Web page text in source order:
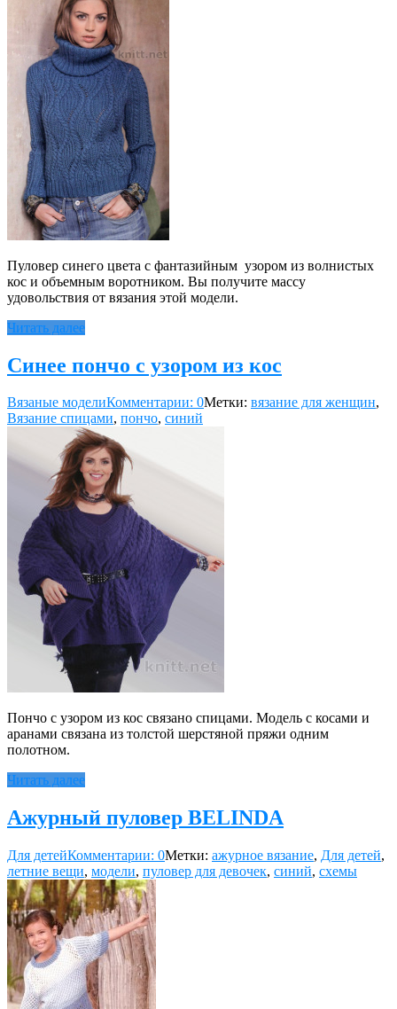
Пуловер синего цвета с фантазийным узором из волнистых
кос и объемным воротником. Вы получите массу
удовольствия от вязания этой модели.
Читать далее
Синее пончо с узором из кос
Вязаные моделиКомментарии: 0Метки: вязание для женщин,
Вязание спицами, пончо, синий
Пончо с узором из кос связано спицами. Модель с косами и
аранами связана из толстой шерстяной пряжи одним
полотном.
Читать далее
Ажурный пуловер BELINDA
Для детейКомментарии: 0Метки: ажурное вязание, Для детей,
летние вещи, модели, пуловер для девочек, синий, схемы